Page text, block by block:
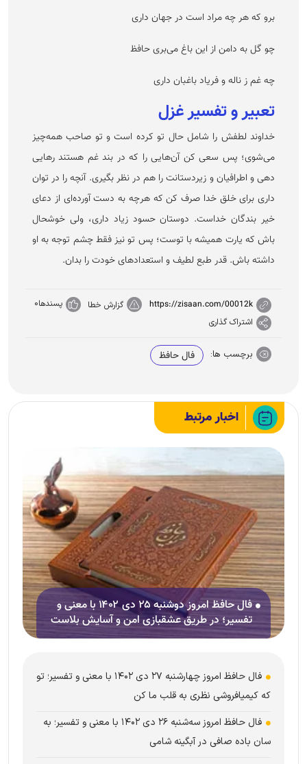
برو که هر چه مراد است در جهان داری
چو گل به دامن از این باغ می‌بری حافظ
چه غم ز ناله و فریاد باغبان داری
تعبیر و تفسیر غزل
خداوند لطفش را شامل حال تو کرده است و تو صاحب همه‌چیز
می‌شوی؛ پس سعی کن آن‌هایی را که در بند غم هستند رهایی
دهی و اطرافیان و زیردستانت را هم در نظر بگیری. آنچه را در توان
داری برای خلق خدا صرف کن که هرچه به دست آورده‌ای از دعای
خیر بندگان خداست. دوستان حسود زیاد داری، ولی خوشحال
باش که یارت همیشه با توست؛ پس تو نیز فقط چشم توجه به او
داشته باش. قدر طبع لطیف و استعداد‌های خودت را بدان.
https://zisaan.com/00012k گزارش خطا پسندها0
اشتراک گذاری
برچسب ها: فال حافظ
اخبار مرتبط
فال حافظ امروز دوشنبه ۲۵ دی ۱۴۰۲ با معنی و
تفسیر؛ در طریق عشقبازی امن و آسایش بلاست
فال حافظ امروز چهارشنبه ۲۷ دی ۱۴۰۲ با معنی و تفسیر؛ تو
که کیمیافروشی نظری به قلب ما کن
فال حافظ امروز سه‌شنبه ۲۶ دی ۱۴۰۲ با معنی و تفسیر؛ به
سان باده صافی در آبگینه شامی